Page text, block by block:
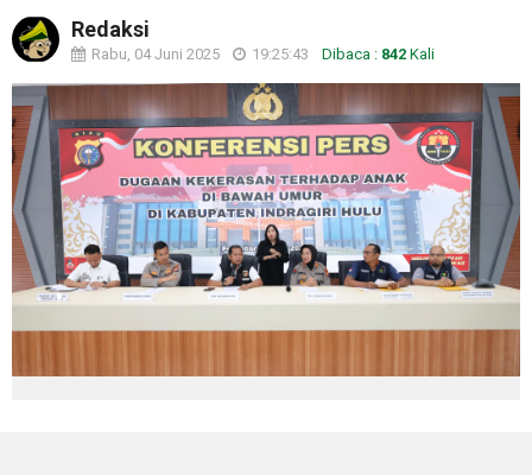
Redaksi
Rabu, 04 Juni 2025 19:25:43 Dibaca : 842 Kali